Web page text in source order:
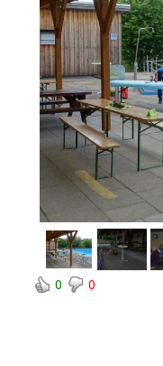
0 0